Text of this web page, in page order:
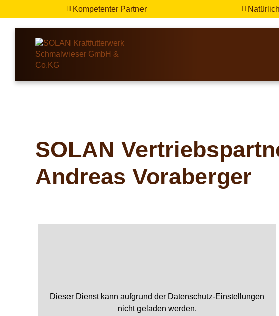
 Kompetenter Partner  Natürlich
SOLAN
Andreas Voraberger
Dieser Dienst kann aufgrund der Datenschutz-Einstellungen
nicht geladen werden.